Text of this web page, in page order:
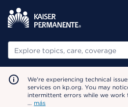
Buscar
We're experiencing technical
services on kp.org. You may
intermittent errors while we work
… más